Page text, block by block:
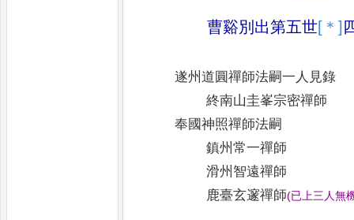
曹谿別出第五世[＊]
遂州道圓禪師法嗣一人見錄
終南山圭峯宗密禪師
奉國神照禪師法嗣
鎮州常一禪師
滑州智遠禪師
鹿臺玄邃禪師(已上三人無